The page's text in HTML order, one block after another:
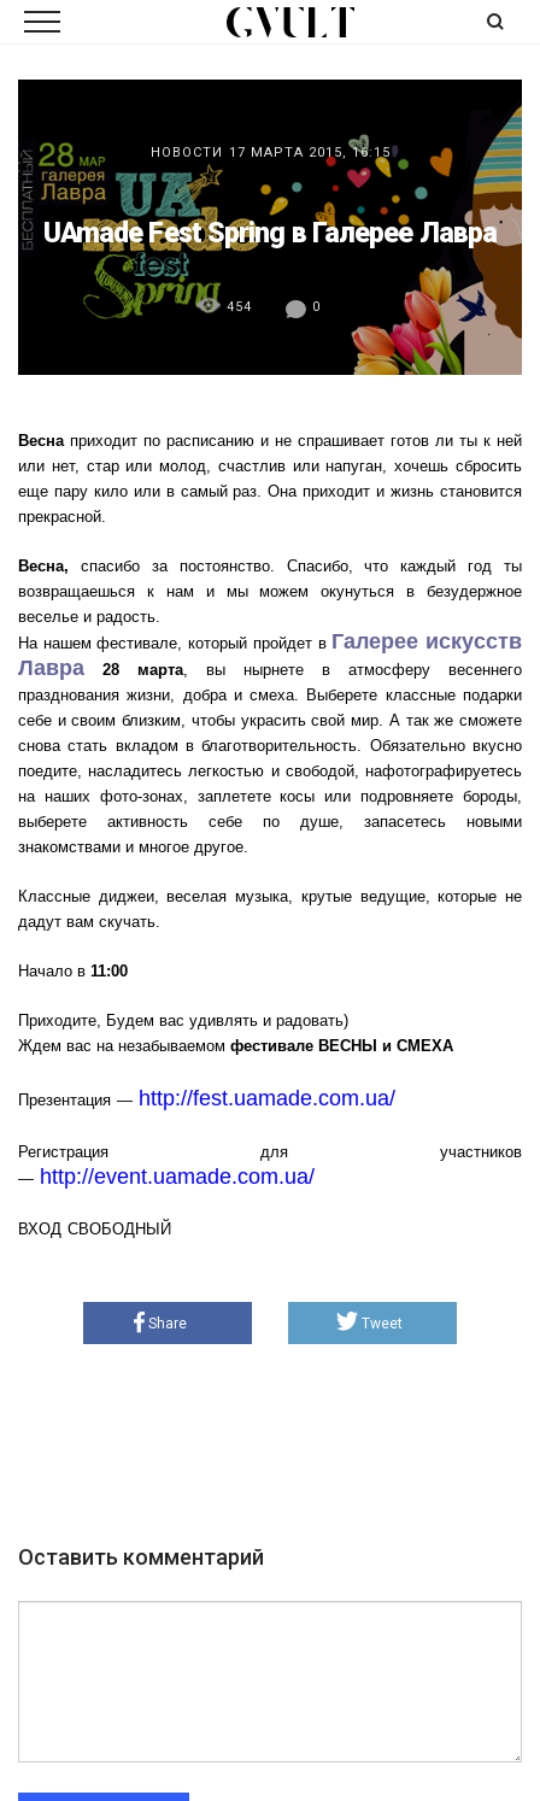
НОВОСТИ 17 МАРТА 2015, 16:15
UAmade Fest Spring в Галерее Лавра
454 0
Веснаприходит по расписанию и не спрашивает готов ли ты к ней
или нет, стар или молод, счастлив или напуган, хочешь сбросить
еще пару кило или в самый раз. Она приходит и жизнь становится
прекрасной.
Весна, спасибо за постоянство. Спасибо, что каждый год ты
возвращаешься к нам и мы можем окунуться в безудержное
веселье и радость.
На нашем фестивале, который пройдет в Галерее искусств
Лавра
28 марта, вы нырнете в атмосферу весеннего
празднования жизни, добра и смеха. Выберете классные подарки
себе и своим близким, чтобы украсить свой мир. А так же сможете
снова стать вкладом в благотворительность. Обязательно вкусно
поедите, насладитесь легкостью и свободой, нафотографируетесь
на наших фото-зонах, заплетете косы или подровняете бороды,
выберете активность себе по душе, запасетесь новыми
знакомствами и многое другое.
Классные диджеи, веселая музыка, крутые ведущие, которые не
дадут вам скучать.
Начало в 11:00
Приходите, Будем вас удивлять и радовать)
Ждем вас на незабываемом фестивале ВЕСНЫ и СМЕХА
Презентация — http://fest.uamade.com.ua/
Регистрация для участников
— http://event.uamade.com.ua/
ВХОД СВОБОДНЫЙ
Share Tweet
Оставить комментарий